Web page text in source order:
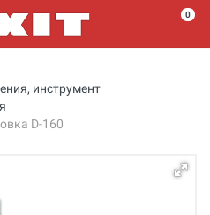
0
инструмент
D-160